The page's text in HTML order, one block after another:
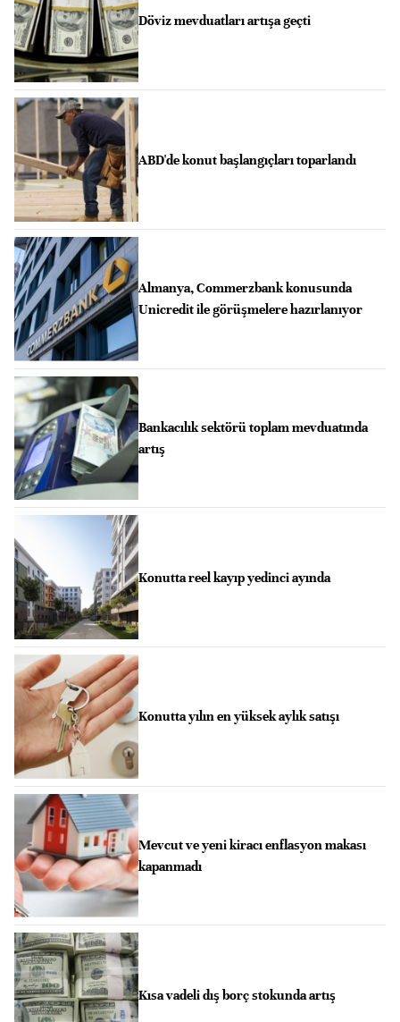
Döviz mevduatları artışa geçti
ABD'de konut başlangıçları toparlandı
Almanya, Commerzbank konusunda
Unicredit ile görüşmelere hazırlanıyor
Bankacılık sektörü toplam mevduatında
artış
Konutta reel kayıp yedinci ayında
Konutta yılın en yüksek aylık satışı
Mevcut ve yeni kiracı enflasyon makası
kapanmadı
Kısa vadeli dış borç stokunda artış